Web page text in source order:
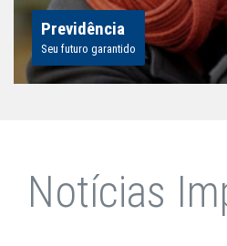
Previdência
Seu futuro garantido
Notícias